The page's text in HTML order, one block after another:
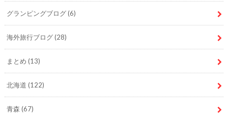
グランピングブログ(6)
海外旅行ブログ(28)
まとめ (13)
北海道 (122)
青森 (67)